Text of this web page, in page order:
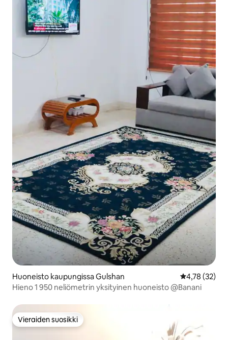
Huoneisto kaupungissa Gulshan
4,78 (32)
Hieno 1 950 neliömetrin yksityinen huoneisto @Banani
Vieraiden suosikki
Vieraiden suosikki